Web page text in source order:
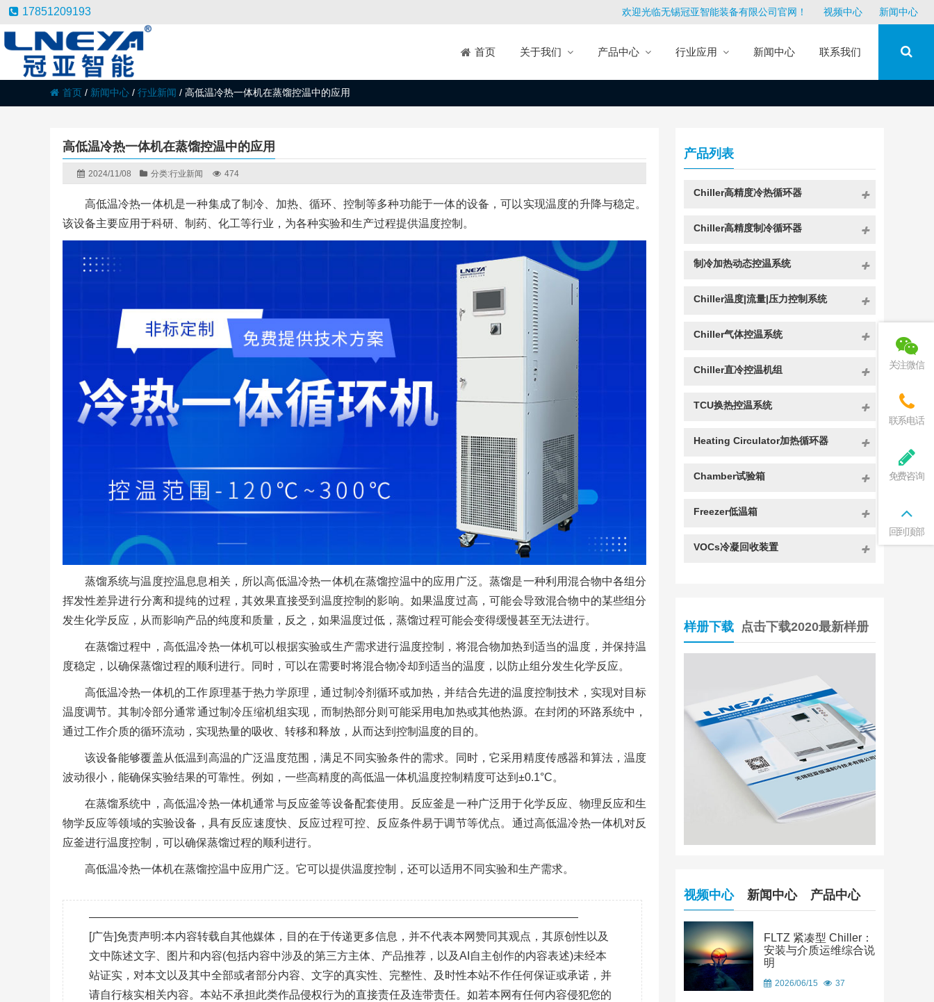
17851209193 欢迎光临无锡冠亚智能装备有限公司官网！ 视频中心 新闻中心
首页 关于我们 产品中心 行业应用 新闻中心 联系我们
首页 / 新闻中心 / 行业新闻 / 高低温冷热一体机在蒸馏控温中的应用
高低温冷热一体机在蒸馏控温中的应用
2024/11/08 分类:行业新闻 474
高低温冷热一体机是一种集成了制冷、加热、循环、控制等多种功能于一体的设备，可以实现温度的升降与稳定。
该设备主要应用于科研、制药、化工等行业，为各种实验和生产过程提供温度控制。
蒸馏系统与温度控温息息相关，所以高低温冷热一体机在蒸馏控温中的应用广泛。蒸馏是一种利用混合物中各组分
挥发性差异进行分离和提纯的过程，其效果直接受到温度控制的影响。如果温度过高，可能会导致混合物中的某些组分
发生化学反应，从而影响产品的纯度和质量，反之，如果温度过低，蒸馏过程可能会变得缓慢甚至无法进行。
在蒸馏过程中，高低温冷热一体机可以根据实验或生产需求进行温度控制，将混合物加热到适当的温度，并保持温
度稳定，以确保蒸馏过程的顺利进行。同时，可以在需要时将混合物冷却到适当的温度，以防止组分发生化学反应。
高低温冷热一体机的工作原理基于热力学原理，通过制冷剂循环或加热，并结合先进的温度控制技术，实现对目标
温度调节。其制冷部分通常通过制冷压缩机组实现，而制热部分则可能采用电加热或其他热源。在封闭的环路系统中，
通过工作介质的循环流动，实现热量的吸收、转移和释放，从而达到控制温度的目的。
该设备能够覆盖从低温到高温的广泛温度范围，满足不同实验条件的需求。同时，它采用精度传感器和算法，温度
波动很小，能确保实验结果的可靠性。例如，一些高精度的高低温一体机温度控制精度可达到±0.1°C。
在蒸馏系统中，高低温冷热一体机通常与反应釜等设备配套使用。反应釜是一种广泛用于化学反应、物理反应和生
物学反应等领域的实验设备，具有反应速度快、反应过程可控、反应条件易于调节等优点。通过高低温冷热一体机对反
应釜进行温度控制，可以确保蒸馏过程的顺利进行。
高低温冷热一体机在蒸馏控温中应用广泛。它可以提供温度控制，还可以适用不同实验和生产需求。
————————————————————————————————————————————
[广告]免责声明:本内容转载自其他媒体，目的在于传递更多信息，并不代表本网赞同其观点，其原创性以及
文中陈述文字、图片和内容(包括内容中涉及的第三方主体、产品推荐，以及AI自主创作的内容表述)未经本
站证实，对本文以及其中全部或者部分内容、文字的真实性、完整性、及时性本站不作任何保证或承诺，并
请自行核实相关内容。本站不承担此类作品侵权行为的直接责任及连带责任。如若本网有任何内容侵犯您的
产品列表
Chiller高精度冷热循环器
Chiller高精度制冷循环器
制冷加热动态控温系统
Chiller温度|流量|压力控制系统
Chiller气体控温系统
Chiller直冷控温机组
TCU换热控温系统
Heating Circulator加热循环器
Chamber试验箱
Freezer低温箱
VOCs冷凝回收装置
样册下载 点击下载2020最新样册
视频中心 新闻中心 产品中心
FLTZ 紧凑型 Chiller：
安装与介质运维综合说
明
2026/06/15 37
关注微信
联系电话
免费咨询
回到顶部